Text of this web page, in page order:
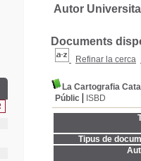
Autor
Documents
Refinar la cerca
La Cartografia
Públic
ISBD
Tipus de